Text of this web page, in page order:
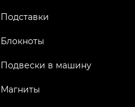
Подставки
Блокноты
Подвески в машину
Магниты